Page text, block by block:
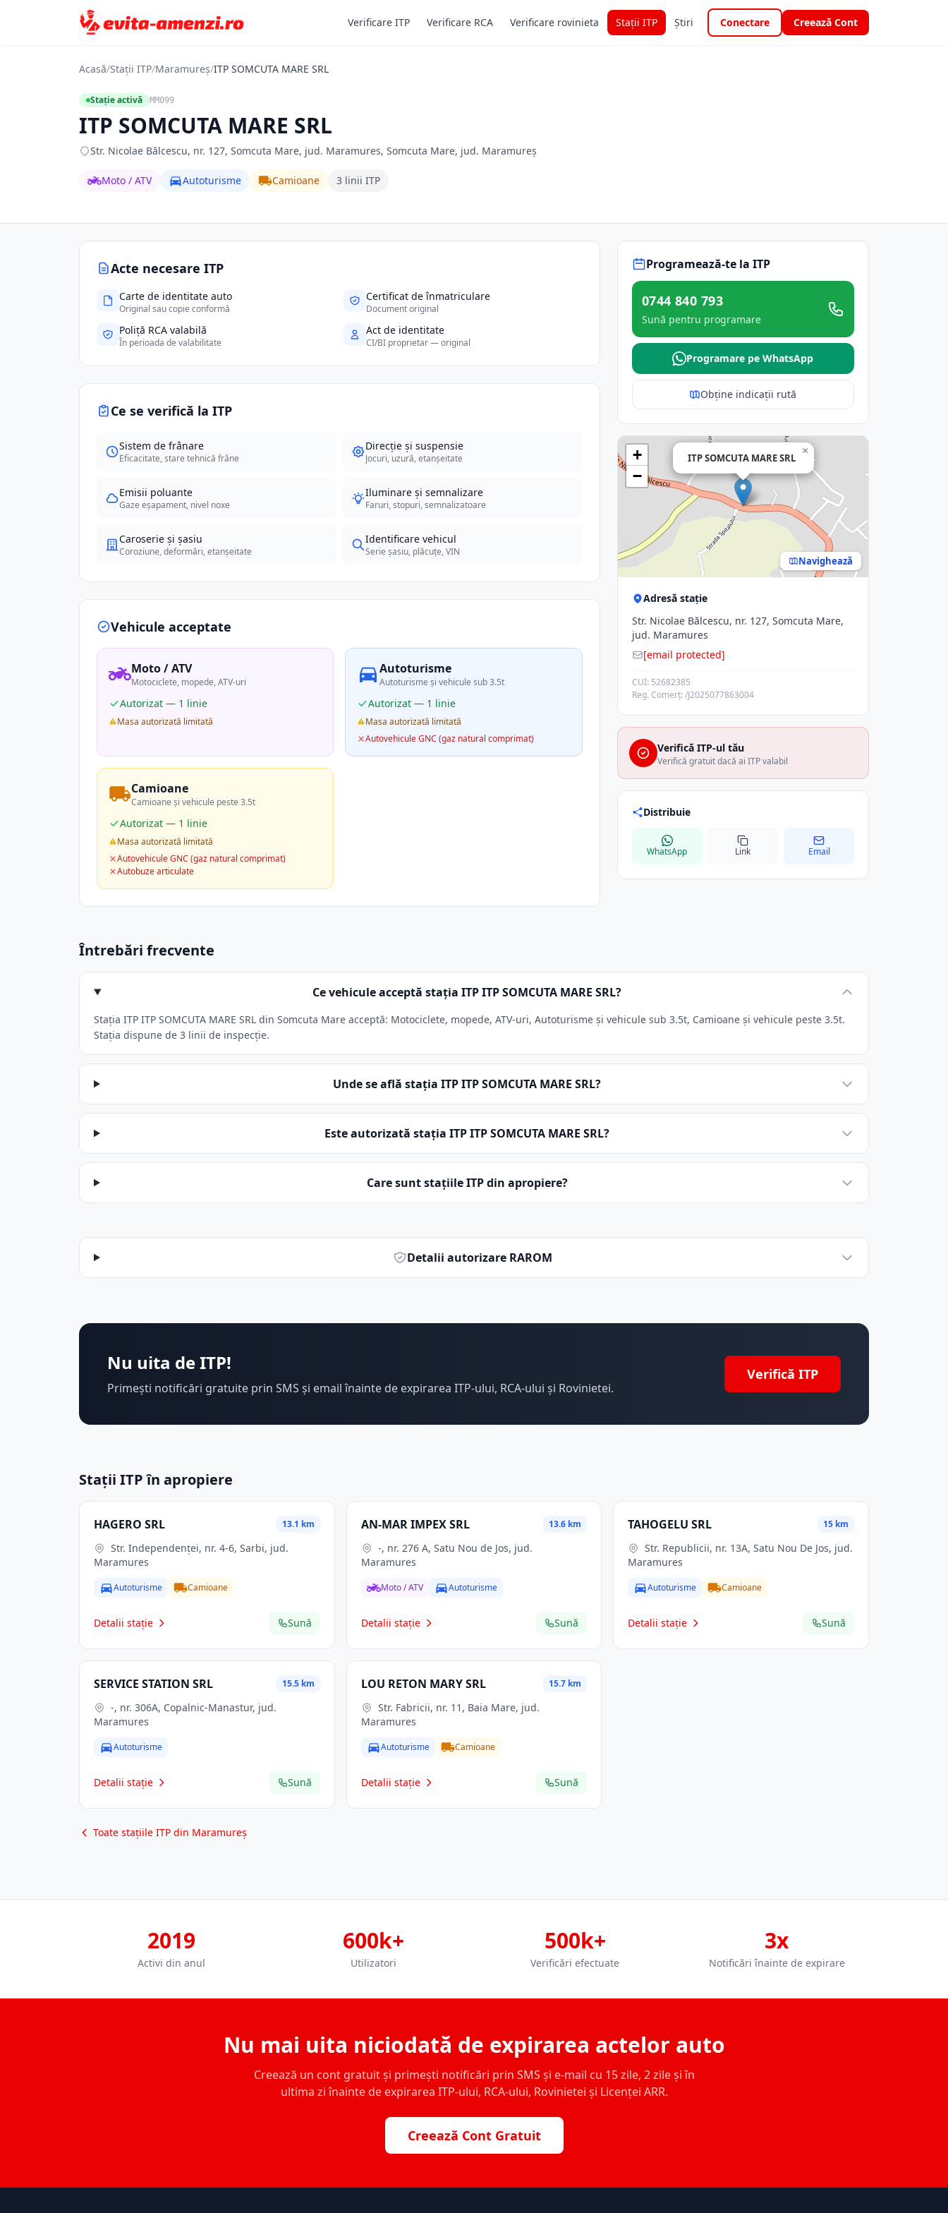
Verificare ITP Verificare RCA Verificare rovinieta Stații ITP Știri Conectare Creează Cont
Acasă/Stații ITP/Maramureș/ITP SOMCUTA MARE SRL
Stație activă MM099
ITP SOMCUTA MARE SRL
Str. Nicolae Bălcescu, nr. 127, Somcuta Mare, jud. Maramures, Somcuta Mare, jud. Maramureș
Moto / ATV Autoturisme Camioane 3 linii ITP
Acte necesare ITP
Carte de identitate auto
Original sau copie conformă
Certificat de înmatriculare
Document original
Poliță RCA valabilă
În perioada de valabilitate
Act de identitate
CI/BI proprietar — original
Ce se verifică la ITP
Sistem de frânare
Eficacitate, stare tehnică frâne
Direcție și suspensie
Jocuri, uzură, etanșeitate
Emisii poluante
Gaze eșapament, nivel noxe
Iluminare și semnalizare
Faruri, stopuri, semnalizatoare
Caroserie și șasiu
Coroziune, deformări, etanșeitate
Identificare vehicul
Serie șasiu, plăcuțe, VIN
Vehicule acceptate
Moto / ATV
Motociclete, mopede, ATV-uri
Autorizat — 1 linie
Masa autorizată limitată
Autoturisme
Autoturisme și vehicule sub 3.5t
Autorizat — 1 linie
Masa autorizată limitată
Autovehicule GNC (gaz natural comprimat)
Camioane
Camioane și vehicule peste 3.5t
Autorizat — 1 linie
Masa autorizată limitată
Autovehicule GNC (gaz natural comprimat)
Autobuze articulate
Programează-te la ITP
0744 840 793
Sună pentru programare
Programare pe WhatsApp
Obține indicații rută
ITP SOMCUTA MARE SRL
×
+
−
Navighează
Adresă stație
Str. Nicolae Bălcescu, nr. 127, Somcuta Mare,
jud. Maramures
[email protected]
CUI: 52682385
Reg. Comerț: /J2025077863004
Verifică ITP-ul tău
Verifică gratuit dacă ai ITP valabil
Distribuie
WhatsApp Link Email
Întrebări frecvente
Ce vehicule acceptă stația ITP ITP SOMCUTA MARE SRL?
Stația ITP ITP SOMCUTA MARE SRL din Somcuta Mare acceptă: Motociclete, mopede, ATV-uri, Autoturisme și vehicule sub 3.5t, Camioane și vehicule peste 3.5t.
Stația dispune de 3 linii de inspecție.
Unde se află stația ITP ITP SOMCUTA MARE SRL?
Este autorizată stația ITP ITP SOMCUTA MARE SRL?
Care sunt stațiile ITP din apropiere?
Detalii autorizare RAROM
Nu uita de ITP!
Primești notificări gratuite prin SMS și email înainte de expirarea ITP-ului, RCA-ului și Rovinietei.
Verifică ITP
Stații ITP în apropiere
HAGERO SRL 13.1 km
Maramures
Autoturisme Camioane
Detalii stație Sună
AN-MAR IMPEX SRL 13.6 km
Maramures
Moto / ATV Autoturisme
Detalii stație Sună
TAHOGELU SRL 15 km
Str. Republicii, nr. 13A, Satu Nou De Jos, jud.
Maramures
Autoturisme Camioane
Detalii stație Sună
SERVICE STATION SRL 15.5 km
Maramures
Autoturisme
Detalii stație Sună
LOU RETON MARY SRL 15.7 km
Maramures
Autoturisme Camioane
Detalii stație Sună
Toate stațiile ITP din Maramureș
2019
Activi din anul
600k+
Utilizatori
500k+
Verificări efectuate
3x
Notificări înainte de expirare
Nu mai uita niciodată de expirarea actelor auto
Creează un cont gratuit și primești notificări prin SMS și e-mail cu 15 zile, 2 zile și în
ultima zi înainte de expirarea ITP-ului, RCA-ului, Rovinietei și Licenței ARR.
Creează Cont Gratuit